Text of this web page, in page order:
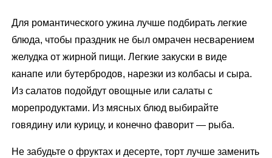
Для романтического ужина лучше подбирать легкие
блюда, чтобы праздник не был омрачен несварением
желудка от жирной пищи. Легкие закуски в виде
канапе или бутербродов, нарезки из колбасы и сыра.
Из салатов подойдут овощные или салаты с
морепродуктами. Из мясных блюд выбирайте
говядину или курицу, и конечно фаворит — рыба.
Не забудьте о фруктах и десерте, торт лучше заменить